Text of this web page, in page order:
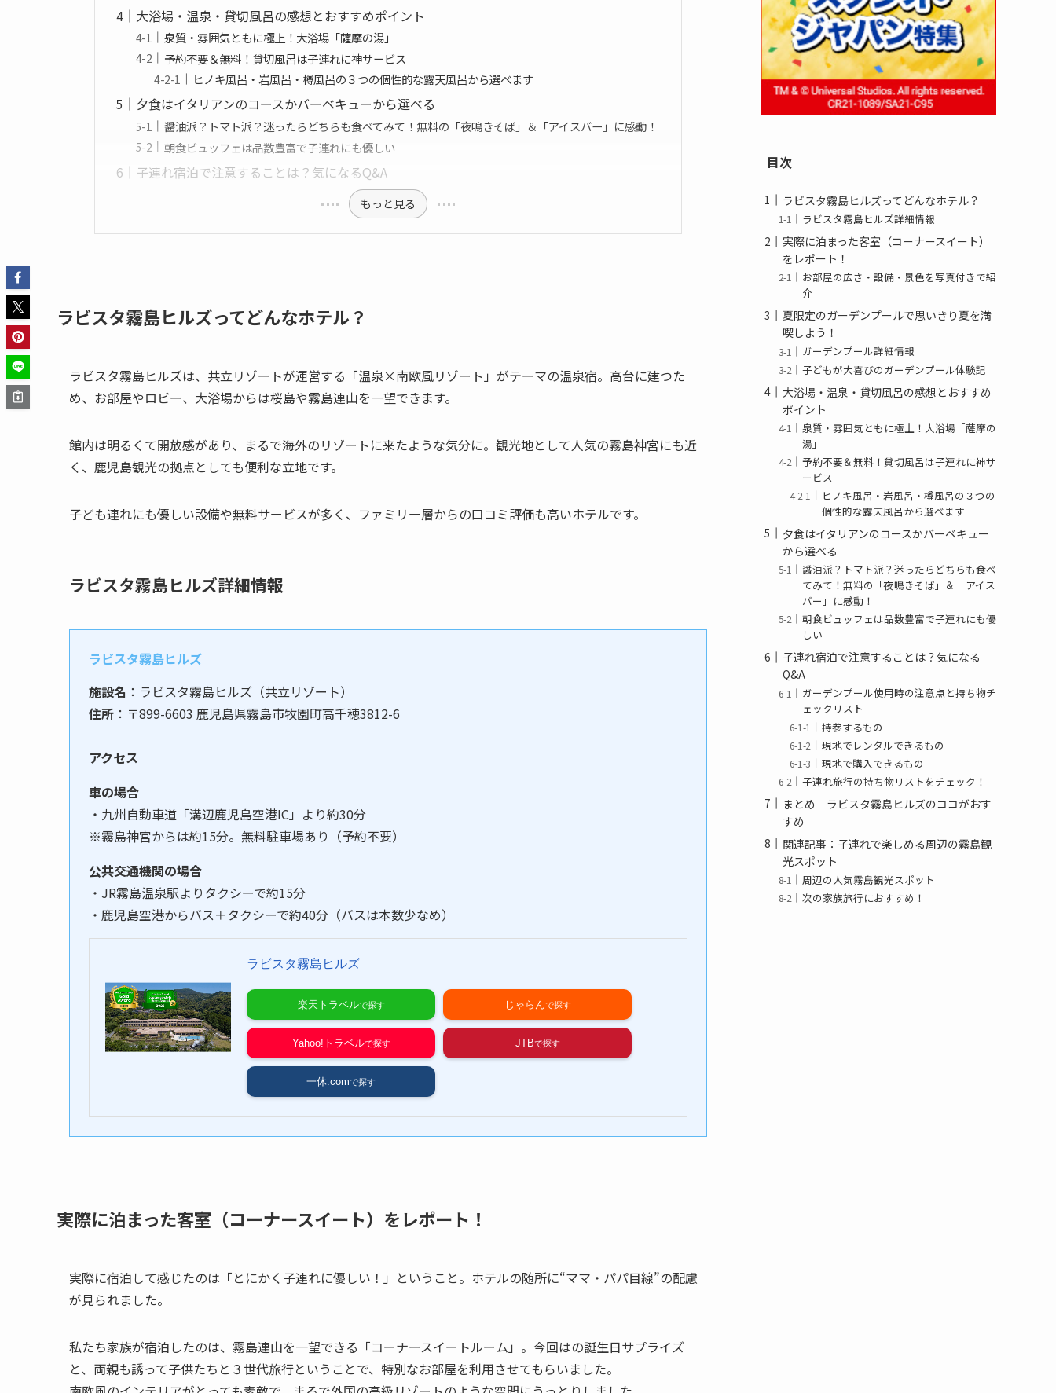
大浴場・温泉・貸切風呂の感想とおすすめポイント
泉質・雰囲気ともに極上！大浴場「薩摩の湯」
予約不要＆無料！貸切風呂は子連れに神サービス
ヒノキ風呂・岩風呂・樽風呂の３つの個性的な露天風呂から選べます
夕食はイタリアンのコースかバーベキューから選べる
醤油派？トマト派？迷ったらどちらも食べてみて！無料の「夜鳴きそば」＆「アイスバー」に感動！
朝食ビュッフェは品数豊富で子連れにも優しい
子連れ宿泊で注意することは？気になるQ&A
もっと見る
ラビスタ霧島ヒルズってどんなホテル？
ラビスタ霧島ヒルズは、共立リゾートが運営する「温泉×南欧風リゾート」がテーマの温泉宿。高台に建つた
め、お部屋やロビー、大浴場からは桜島や霧島連山を一望できます。
館内は明るくて開放感があり、まるで海外のリゾートに来たような気分に。観光地として人気の霧島神宮にも近
く、鹿児島観光の拠点としても便利な立地です。
子ども連れにも優しい設備や無料サービスが多く、ファミリー層からの口コミ評価も高いホテルです。
ラビスタ霧島ヒルズ詳細情報
ラビスタ霧島ヒルズ
施設名 ：ラビスタ霧島ヒルズ（共立リゾート）
住所 ：〒899-6603 鹿児島県霧島市牧園町高千穂3812-6
アクセス
車の場合
・九州自動車道「溝辺鹿児島空港IC」より約30分
※霧島神宮からは約15分。無料駐車場あり（予約不要）
公共交通機関の場合
・JR霧島温泉駅よりタクシーで約15分
・鹿児島空港からバス＋タクシーで約40分（バスは本数少なめ）
ラビスタ霧島ヒルズ
楽天トラベル じゃらん
Yahoo!トラベル JTB
一休.com
実際に泊まった客室（コーナースイート）をレポート！
実際に宿泊して感じたのは「とにかく子連れに優しい！」ということ。ホテルの随所に“ママ・パパ目線”の配慮
が見られました。
私たち家族が宿泊したのは、霧島連山を一望できる「コーナースイートルーム」。今回はの誕生日サプライズ
と、両親も誘って子供たちと３世代旅行ということで、特別なお部屋を利用させてもらいました。
目次
ラビスタ霧島ヒルズってどんなホテル？
ラビスタ霧島ヒルズ詳細情報
実際に泊まった客室（コーナースイート）
をレポート！
お部屋の広さ・設備・景色を写真付きで紹
介
夏限定のガーデンプールで思いきり夏を満
喫しよう！
ガーデンプール詳細情報
子どもが大喜びのガーデンプール体験記
大浴場・温泉・貸切風呂の感想とおすすめ
ポイント
泉質・雰囲気ともに極上！大浴場「薩摩の
湯」
予約不要＆無料！貸切風呂は子連れに神サ
ービス
ヒノキ風呂・岩風呂・樽風呂の３つの
個性的な露天風呂から選べます
夕食はイタリアンのコースかバーベキュー
から選べる
醤油派？トマト派？迷ったらどちらも食べ
てみて！無料の「夜鳴きそば」＆「アイス
バー」に感動！
朝食ビュッフェは品数豊富で子連れにも優
しい
子連れ宿泊で注意することは？気になる
Q&A
ガーデンプール使用時の注意点と持ち物チ
ェックリスト
持参するもの
現地でレンタルできるもの
現地で購入できるもの
子連れ旅行の持ち物リストをチェック！
まとめ ラビスタ霧島ヒルズのココがおす
すめ
関連記事：子連れで楽しめる周辺の霧島観
光スポット
周辺の人気霧島観光スポット
次の家族旅行におすすめ！